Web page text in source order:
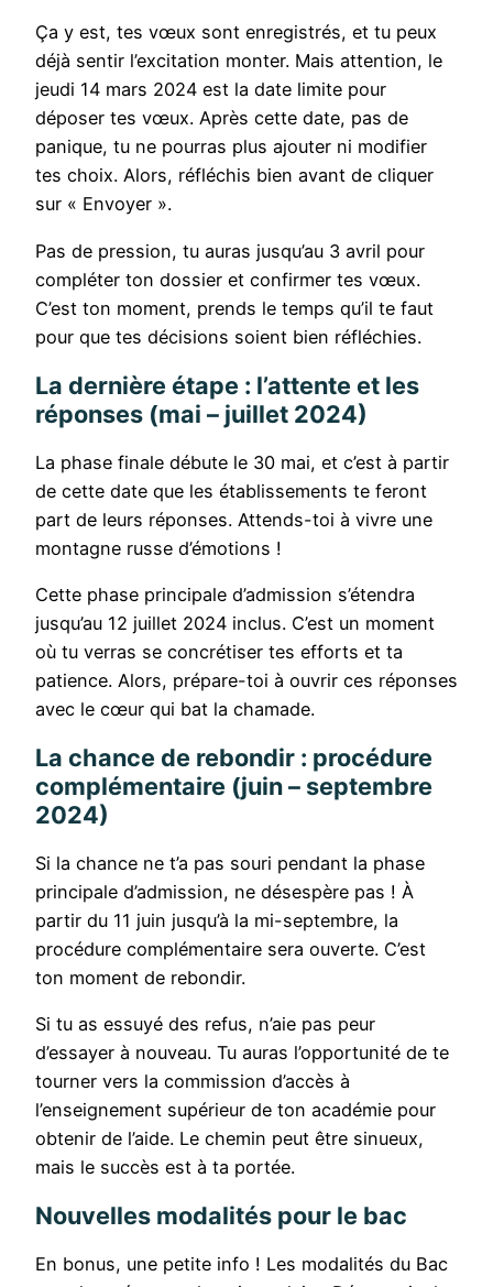
Ça y est, tes vœux sont enregistrés, et tu peux
déjà sentir l’excitation monter. Mais attention, le
jeudi 14 mars 2024 est la date limite pour
déposer tes vœux. Après cette date, pas de
panique, tu ne pourras plus ajouter ni modifier
tes choix. Alors, réfléchis bien avant de cliquer
sur « Envoyer ».
Pas de pression, tu auras jusqu’au 3 avril pour
compléter ton dossier et confirmer tes vœux.
C’est ton moment, prends le temps qu’il te faut
pour que tes décisions soient bien réfléchies.
La dernière étape : l’attente et les
réponses (mai – juillet 2024)
La phase finale débute le 30 mai, et c’est à partir
de cette date que les établissements te feront
part de leurs réponses. Attends-toi à vivre une
montagne russe d’émotions !
Cette phase principale d’admission s’étendra
jusqu’au 12 juillet 2024 inclus. C’est un moment
où tu verras se concrétiser tes efforts et ta
patience. Alors, prépare-toi à ouvrir ces réponses
avec le cœur qui bat la chamade.
La chance de rebondir : procédure
complémentaire (juin – septembre
2024)
Si la chance ne t’a pas souri pendant la phase
principale d’admission, ne désespère pas ! À
partir du 11 juin jusqu’à la mi-septembre, la
procédure complémentaire sera ouverte. C’est
ton moment de rebondir.
Si tu as essuyé des refus, n’aie pas peur
d’essayer à nouveau. Tu auras l’opportunité de te
tourner vers la commission d’accès à
l’enseignement supérieur de ton académie pour
obtenir de l’aide. Le chemin peut être sinueux,
mais le succès est à ta portée.
Nouvelles modalités pour le bac
En bonus, une petite info ! Les modalités du Bac